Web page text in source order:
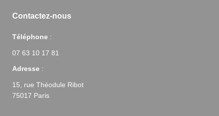
Contactez-nous
Téléphone :
07 63 10 17 81
Adresse :
15, rue Théodule Ribot
75017 Paris